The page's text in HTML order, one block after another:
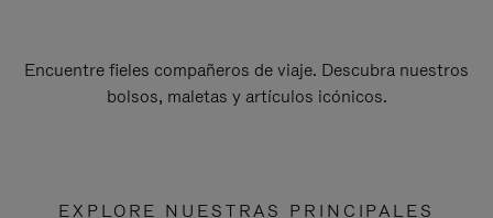
Encuentre fieles compañeros de viaje. Descubra nuestros
bolsos, maletas y artículos icónicos.
EXPLORE NUESTRAS PRINCIPALES